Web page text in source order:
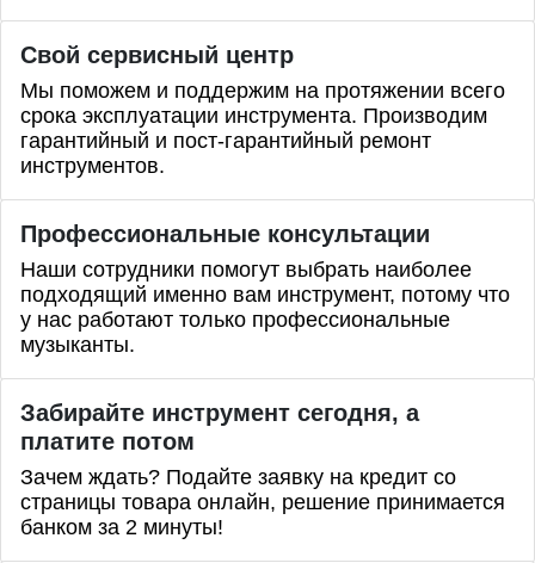
Свой сервисный центр
Мы поможем и поддержим на протяжении всего
срока эксплуатации инструмента. Производим
гарантийный и пост-гарантийный ремонт
инструментов.
Профессиональные консультации
Наши сотрудники помогут выбрать наиболее
подходящий именно вам инструмент, потому что
у нас работают только профессиональные
музыканты.
Забирайте инструмент сегодня, а
платите потом
Зачем ждать? Подайте заявку на кредит со
страницы товара онлайн, решение принимается
банком за 2 минуты!